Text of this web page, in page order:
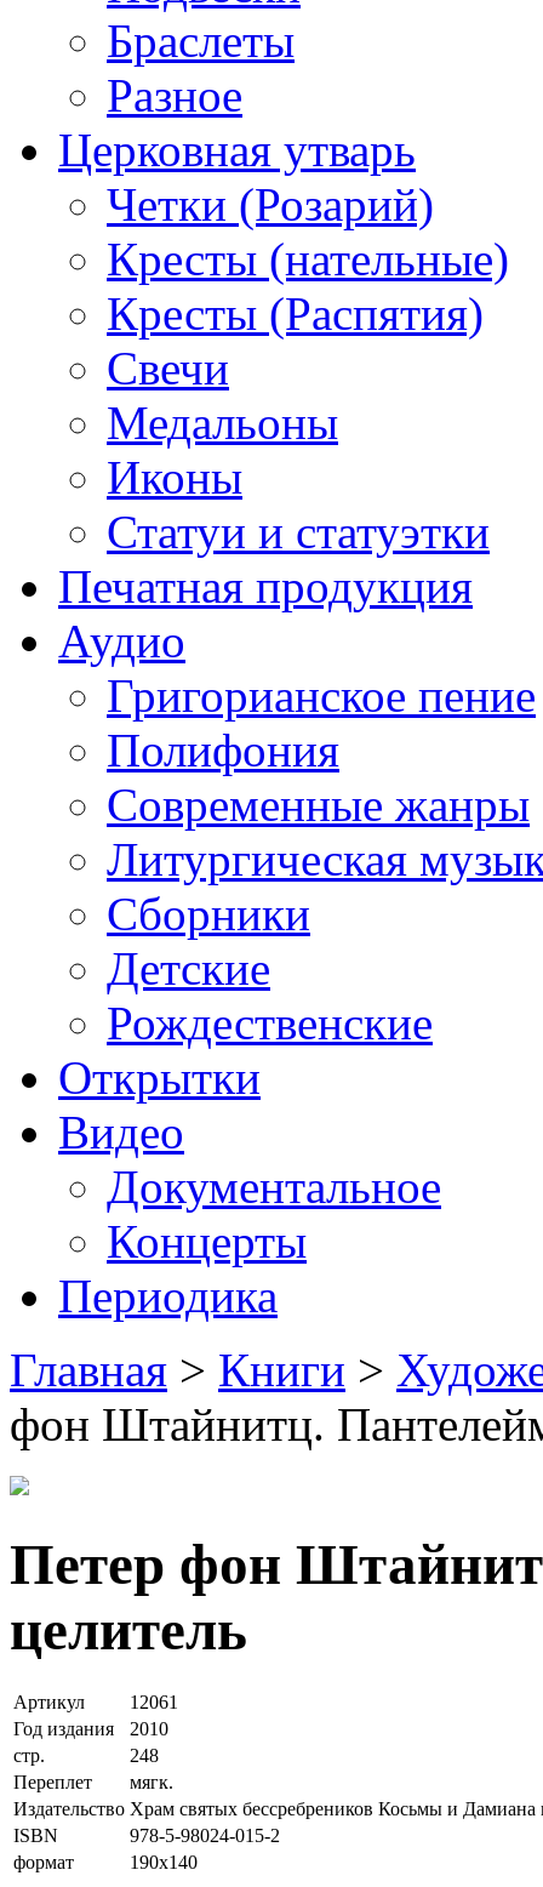
Браслеты
Разное
Церковная утварь
Четки (Розарий)
Кресты (нательные)
Кресты (Распятия)
Свечи
Медальоны
Иконы
Статуи и статуэтки
Печатная продукция
Аудио
Григорианское пение
Полифония
Современные жанры
Литургическая
Сборники
Детские
Рождественские
Открытки
Видео
Документальное
Концерты
Периодика
Главная > Книги >
фон Штайнитц.
Петер фон
целитель
Артикул
12061
Год издания
2010
стр.
248
Переплет
мягк.
Издательство Храм святых бессребреников Косьмы и
ISBN
978-5-98024-015-2
формат
190х140